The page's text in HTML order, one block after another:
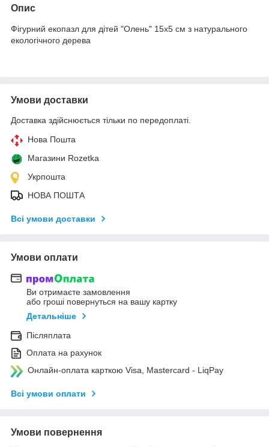
Опис
Фігурний екопазл для дітей "Олень" 15х5 см з натурального
екологічного дерева
Умови доставки
Доставка здійснюється тільки по передоплаті.
Нова Пошта
Магазини Rozetka
Укрпошта
НОВА ПОШТА
Всі умови доставки
Умови оплати
Ви отримаєте замовлення
або гроші повернуться на вашу картку
Детальніше
Післяплата
Оплата на рахунок
Онлайн-оплата карткою Visa, Mastercard - LiqPay
Всі умови оплати
Умови повернення